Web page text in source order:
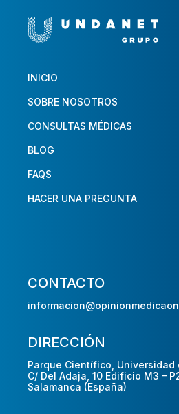
INICIO
SOBRE NOSOTROS
CONSULTAS MÉDICAS
BLOG
FAQS
HACER UNA PREGUNTA
CONTACTO
DIRECCIÓN
Parque Científico, Universidad
C/ Del Adaja, 10 Edificio M3 –
Salamanca (España)